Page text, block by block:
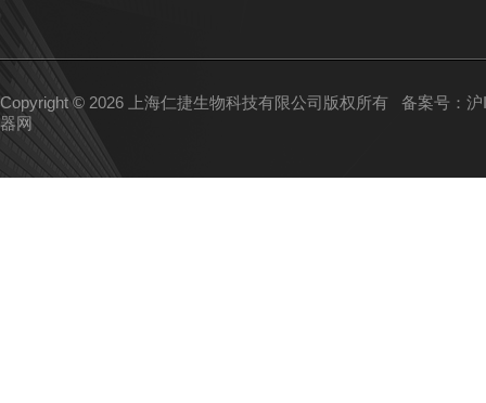
Copyright © 2026 上海仁捷生物科技有限公司版权所有 备案号：
器网